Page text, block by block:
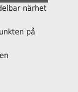
närhet
på